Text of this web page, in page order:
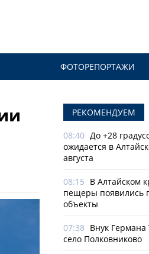
ФОТОРЕПОРТАЖИ
РЕКОМЕНДУЕМ
08:40 До +28
ожидается в
августа
08:15 В Алтайском
пещеры появились
объекты
07:38 Внук Германа
село Полковниково